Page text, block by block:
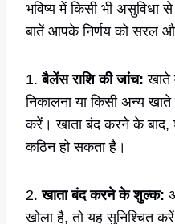
भविष्य में किसी भी असुविधा
बातें आपके निर्णय को सरल
1.बैलेंस राशि की जांच: खाते
निकालना या किसी अन्य
करें। खाता बंद करने के बाद,
कठिन हो सकता है।
2.खाता बंद करने के शुल्क:
खोला है, तो यह सुनिश्चित